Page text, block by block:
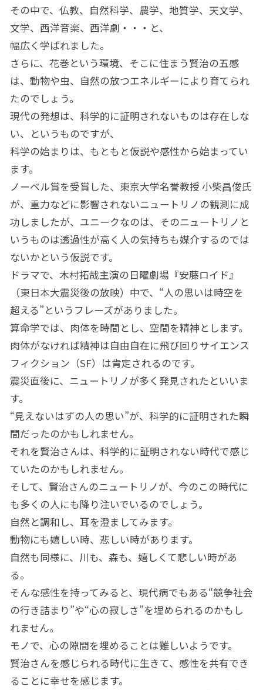
その中で、仏教、自然科学、農学、地質学、天文学、
文学、西洋音楽、西洋劇・・・と、
幅広く学ばれました。
さらに、花巻という環境、そこに住まう賢治の五感
は、動物や虫、自然の放つエネルギーにより育てられ
たのでしょう。
現代の発想は、科学的に証明されないものは存在しな
い、というものですが、
科学の始まりは、もともと仮説や感性から始まってい
ます。
ノーベル賞を受賞した、東京大学名誉教授 小柴昌俊氏
が、重力などに影響されないニュートリノの観測に成
功しましたが、ユニークなのは、そのニュートリノと
いうものは透過性が高く人の気持ちも媒介するのでは
ないかという仮説です。
ドラマで、木村拓哉主演の日曜劇場『安藤ロイド』
（東日本大震災後の放映）中で、“人の思いは時空を
超える”というフレーズがありました。
算命学では、肉体を時間とし、空間を精神とします。
肉体がなければ精神は自由自在に飛び回りサイエンス
フィクション（SF）は肯定されるのです。
震災直後に、ニュートリノが多く発見されたといいま
す。
“見えないはずの人の思い”が、科学的に証明された瞬
間だったのかもしれません。
それを賢治さんは、科学的に証明されない時代で感じ
ていたのかもしれません。
そして、賢治さんのニュートリノが、今のこの時代に
も多くの人にも降り注いでいるのでしょう。
自然と調和し、耳を澄ましてみます。
動物にも嬉しい時、悲しい時があります。
自然も同様に、川も、森も、嬉しくて悲しい時があ
る。
そんな感性を持ってみると、現代病でもある“競争社会
の行き詰まり”や“心の寂しさ”を埋められるのかもし
れません。
モノで、心の隙間を埋めることは難しいようです。
賢治さんを感じられる時代に生きて、感性を共有でき
ることに幸せを感じます。